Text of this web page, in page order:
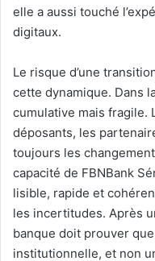
elle a aussi touché
digitaux.
Le risque d’une
cette dynamique. Dans
cumulative mais fragile.
déposants, les
toujours les
capacité de FBNBank
lisible, rapide et
les incertitudes. Après
banque doit prouver
institutionnelle, et non